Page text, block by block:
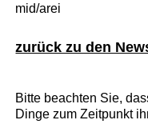
mid/arei
zurück zu den
Bitte beachten Sie,
Dinge zum Zeitpunkt